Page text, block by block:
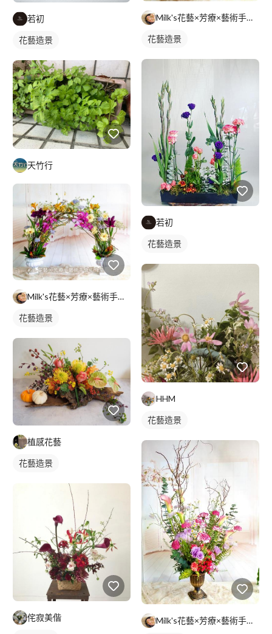
若初
花藝造景
天竹行
Milk's花藝×芳療×藝術手作工作室
花藝造景
植感花藝
花藝造景
侘寂美偕
Milk's花藝×芳療×藝術手作工作室
花藝造景
若初
花藝造景
HHM
花藝造景
Milk's花藝×芳療×藝術手作工作室